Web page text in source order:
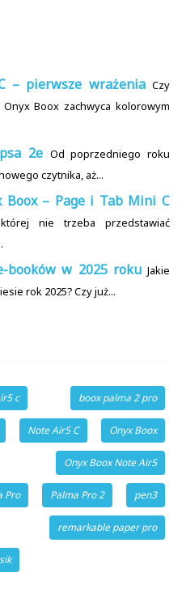
– pierwsze wrażenia Czy
Boox zachwyca kolorowym
2e Od poprzedniego roku
czytnika, aż...
Boox – Page i Tab Mini C
nie trzeba przedstawiać
booków w 2025 roku Jakie
rok 2025? Czy już...
c boox palma 2 pro
Note Air5 C Onyx Boox
Onyx Boox Note Air5
Pro Palma Pro 2 pen3
remarkable paper pro